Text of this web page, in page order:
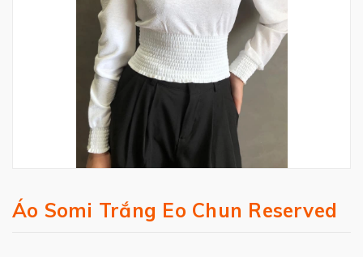
Áo Somi Trắng Eo Chun Reserved